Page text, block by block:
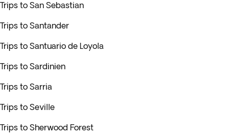
Trips to San Sebastian
Trips to Santander
Trips to Santuario de Loyola
Trips to Sardinien
Trips to Sarria
Trips to Seville
Trips to Sherwood Forest